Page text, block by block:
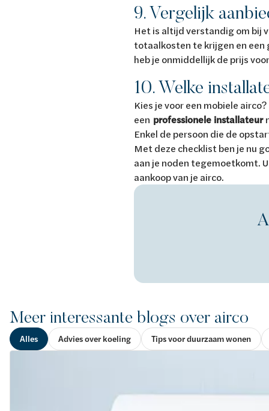
9. Vergelijk
Het is altijd verstandig om bij
totaalkosten te krijgen en een
heb je onmiddellijk de prijs
10. Welke
Kies je voor een mobiele
een professionele installateur
Enkel de persoon die de
Met deze checklist ben je nu
aan je noden tegemoetkomt.
aankoop van je airco.
Meer interessante blogs over airco
Alles Advies over koeling Tips voor duurzaam wonen